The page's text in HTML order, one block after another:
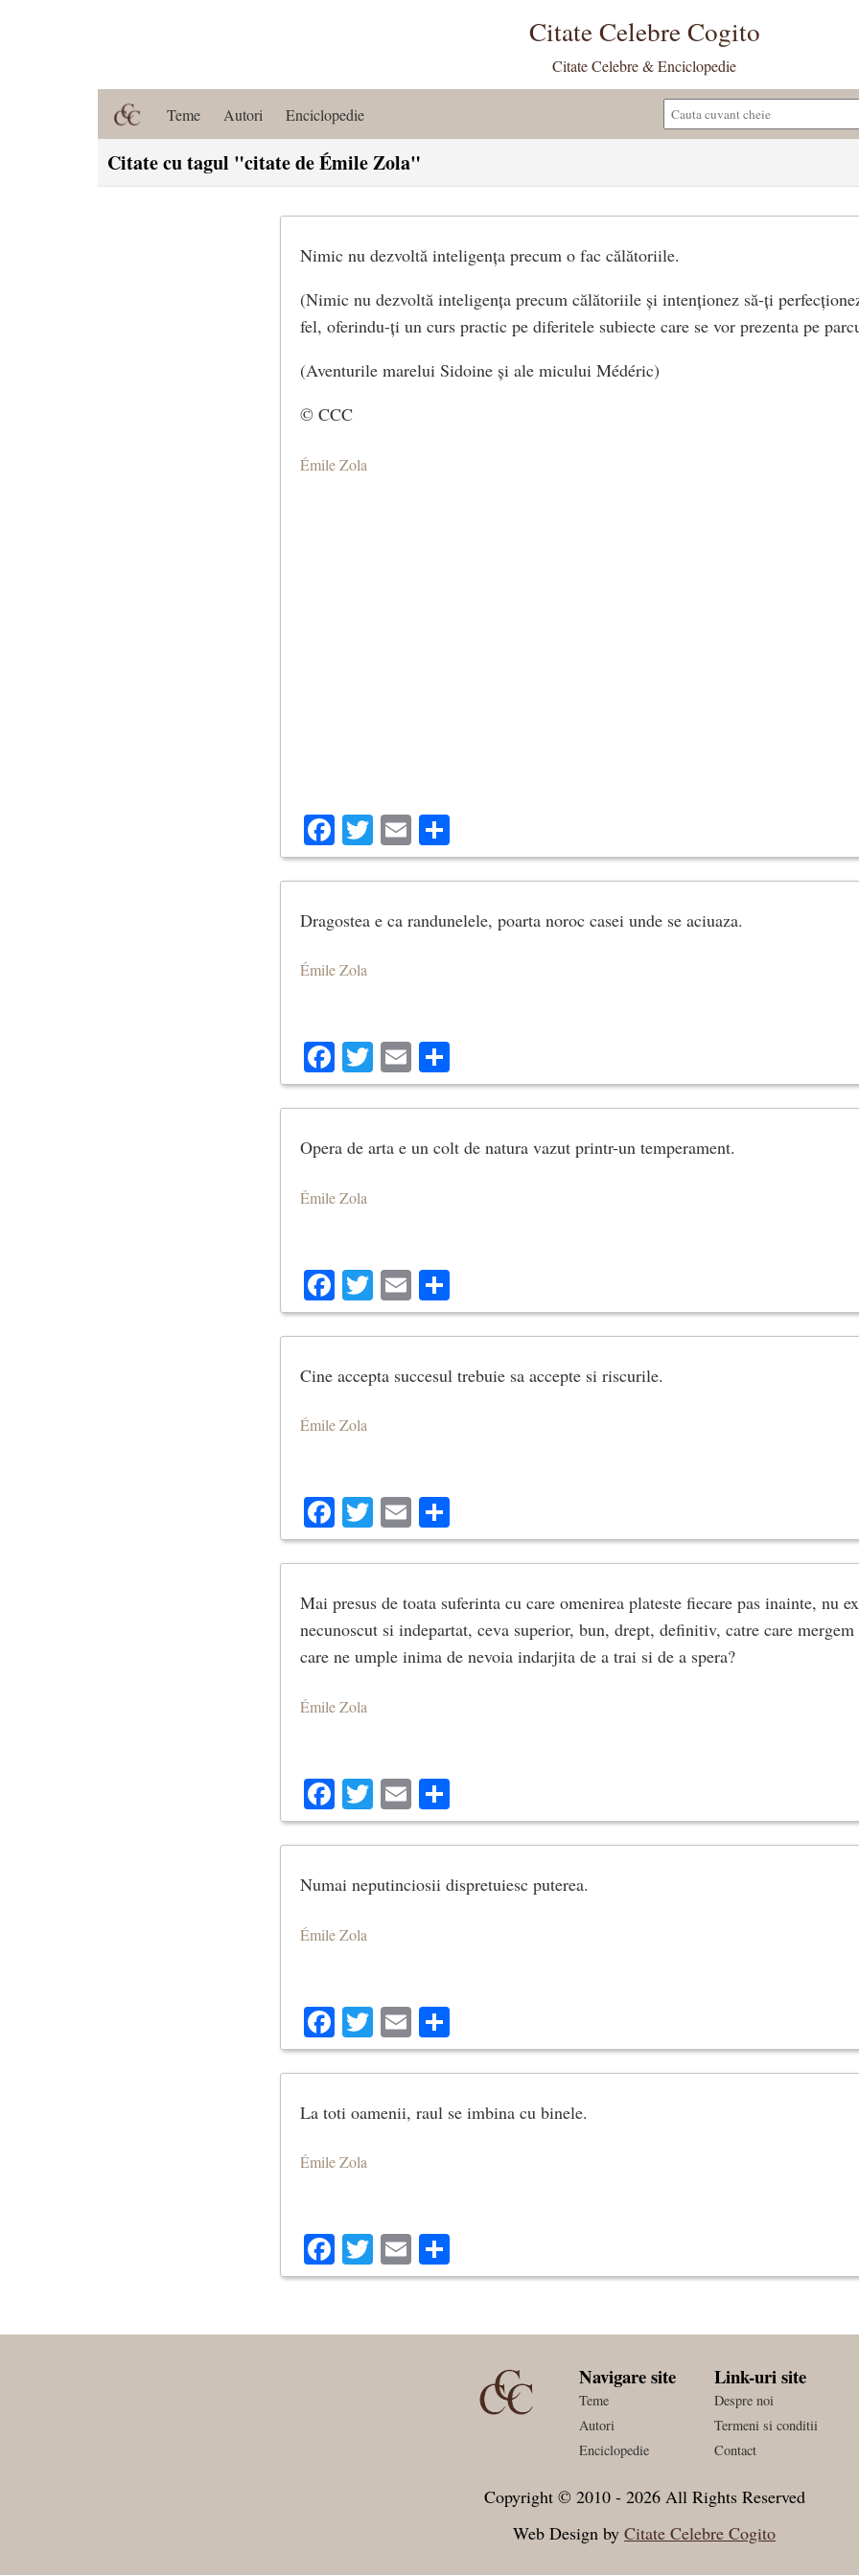
Citate Celebre Cogito
Citate Celebre & Enciclopedie
Teme Autori Enciclopedie
Citate cu tagul "citate de Émile Zola"
Nimic nu dezvoltă inteligența precum o fac călătoriile.
(Nimic nu dezvoltă inteligența precum călătoriile și intenționez să-ți
fel, oferindu-ți un curs practic pe diferitele subiecte care se vor prezenta pe
(Aventurile marelui Sidoine și ale micului Médéric)
© CCC
Émile Zola
Facebook
Twitter
Email
Dragostea e ca randunelele, poarta noroc casei unde se aciuaza.
Émile Zola
Facebook
Twitter
Email
Opera de arta e un colt de natura vazut printr-un temperament.
Émile Zola
Facebook
Twitter
Email
Cine accepta succesul trebuie sa accepte si riscurile.
Émile Zola
Facebook
Twitter
Email
Mai presus de toata suferinta cu care omenirea plateste fiecare pas inainte, nu
necunoscut si indepartat, ceva superior, bun, drept, definitiv, catre care
care ne umple inima de nevoia indarjita de a trai si de a spera?
Émile Zola
Facebook
Twitter
Email
Numai neputinciosii dispretuiesc puterea.
Émile Zola
Facebook
Twitter
Email
La toti oamenii, raul se imbina cu binele.
Émile Zola
Facebook
Twitter
Email
Navigare site
Teme
Autori
Enciclopedie
Link-uri site
Despre noi
Termeni si conditii
Contact
Copyright © 2010 - 2026 All Rights Reserved
Web Design by Citate Celebre Cogito